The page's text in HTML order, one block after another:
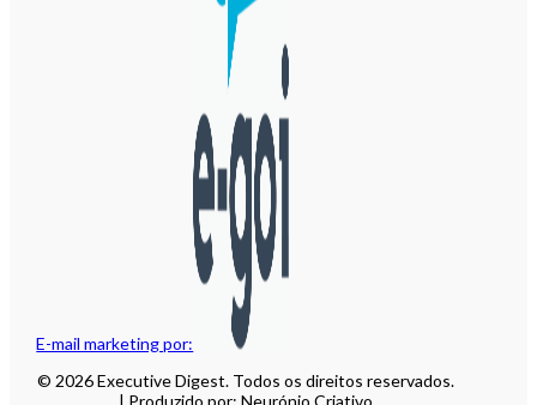
E-mail marketing por:
© 2026 Executive Digest. Todos os direitos reservados.
| Produzido por: Neurónio Criativo